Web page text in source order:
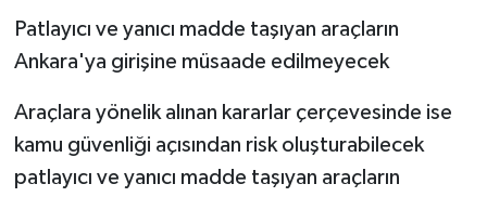
Patlayıcı ve yanıcı madde taşıyan araçların
Ankara'ya girişine müsaade edilmeyecek
Araçlara yönelik alınan kararlar çerçevesinde ise
kamu güvenliği açısından risk oluşturabilecek
patlayıcı ve yanıcı madde taşıyan araçların